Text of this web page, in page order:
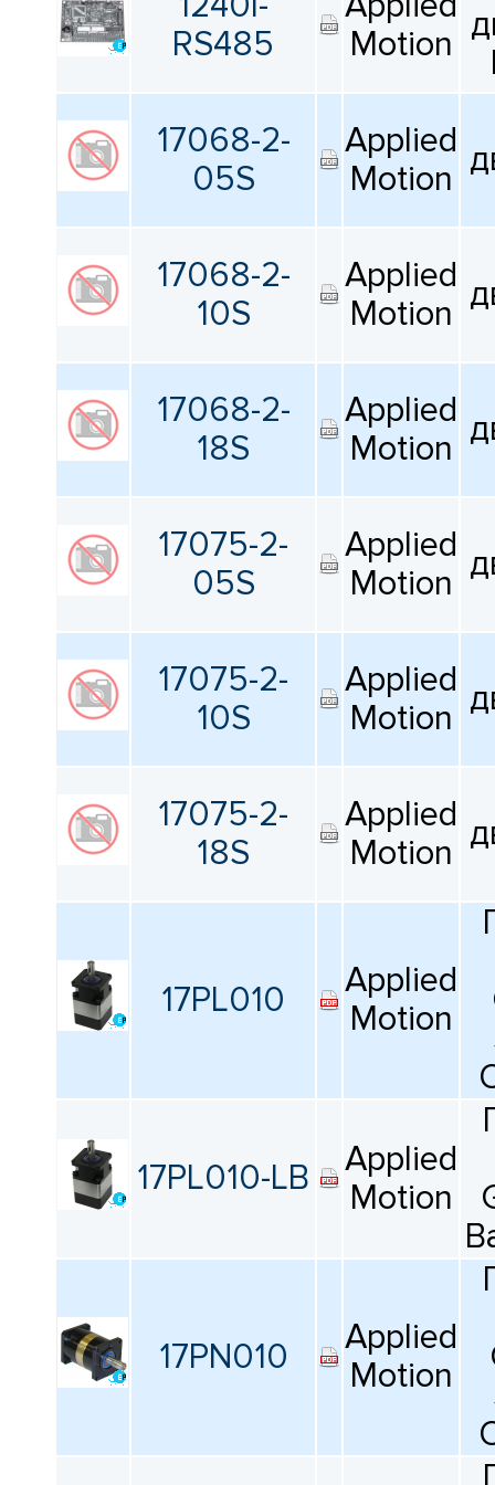
ПРОИЗВОДИТЕЛЕЙ
RS485
Motion
17068-2-
05S
Applied
Motion
17068-2-
10S
Applied
Motion
17068-2-
18S
Applied
Motion
17075-2-
05S
Applied
Motion
17075-2-
10S
Applied
Motion
17075-2-
18S
Applied
Motion
17PL010
Applied
Motion
17PL010-LB
Applied
Motion
17PN010
Applied
Motion